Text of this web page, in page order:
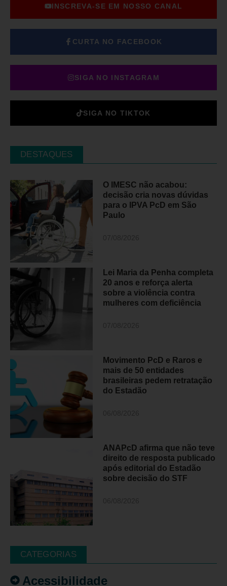
INSCREVA-SE EM NOSSO CANAL
CURTA NO FACEBOOK
SIGA NO INSTAGRAM
SIGA NO TIKTOK
DESTAQUES
O IMESC não acabou:
decisão cria novas dúvidas
para o IPVA PcD em São
Paulo
Lei Maria da Penha completa
20 anos e reforça alerta
sobre a violência contra
mulheres com deficiência
Movimento PcD e Raros e
mais de 50 entidades
brasileiras pedem retratação
do Estadão
ANAPcD afirma que não teve
direito de resposta publicado
após editorial do Estadão
sobre decisão do STF
CATEGORIAS
Acessibilidade